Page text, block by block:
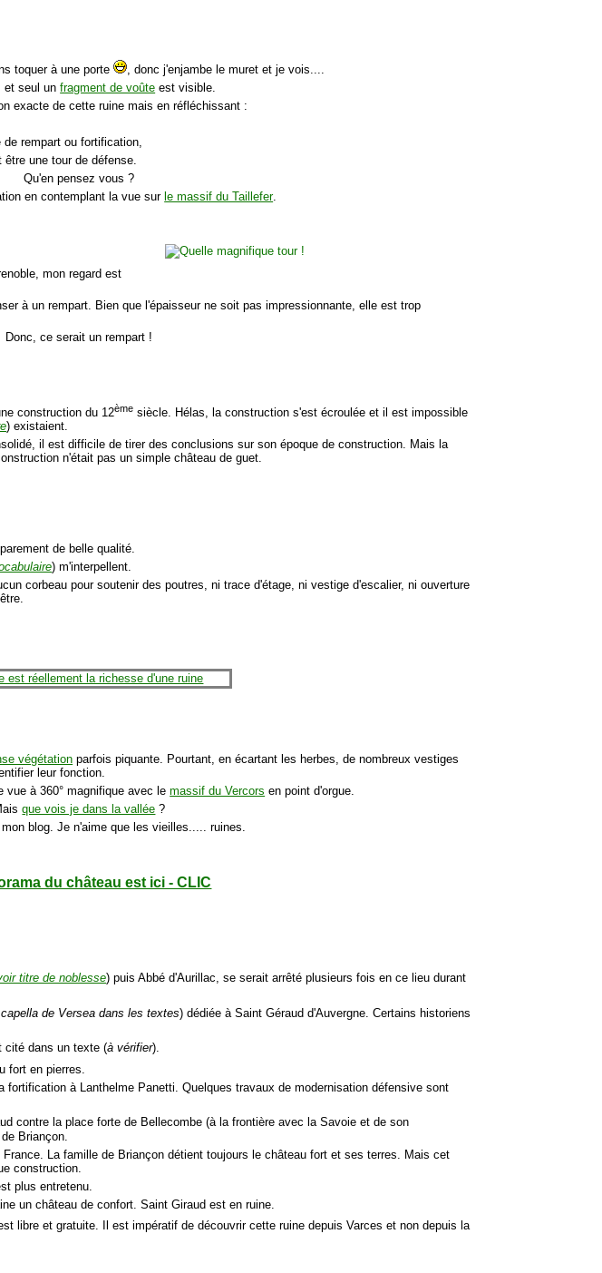
toquer à une porte
, donc j'enjambe le muret et je vois....
et seul unfragment de voûte est visible.
exacte de cette ruine mais en réfléchissant :
rempart ou fortification,
être une tour de défense.
Qu'en pensez vous ?
en contemplant la vue sur le massif du Taillefer.
mon regard est
à un rempart. Bien que l'épaisseur ne soit pas impressionnante, elle est trop
Donc, ce serait un rempart !
construction du 12ème siècle. Hélas, la construction s'est écroulée et il est impossible
) existaient.
il est difficile de tirer des conclusions sur son époque de construction. Mais la
n'était pas un simple château de guet.
de belle qualité.
) m'interpellent.
corbeau pour soutenir des poutres, ni trace d'étage, ni vestige d'escalier, ni ouverture
végétation parfois piquante. Pourtant, en écartant les herbes, de nombreux vestiges
leur fonction.
vue à 360° magnifique avec lemassif du Vercors en point d'orgue.
que vois je dans la vallée ?
blog. Je n'aime que les vieilles..... ruines.
du château est ici - CLIC
titre de noblesse) puis Abbé d'Aurillac, se serait arrêté plusieurs fois en ce lieu durant
de Versea dans les textes) dédiée à Saint Géraud d'Auvergne. Certains historiens
cité dans un texte (à vérifier).
fort en pierres.
fortification à Lanthelme Panetti. Quelques travaux de modernisation défensive sont
contre la place forte de Bellecombe (à la frontière avec la Savoie et de son
Briançon.
La famille de Briançon détient toujours le château fort et ses terres. Mais cet
construction.
plus entretenu.
un château de confort. Saint Giraud est en ruine.
libre et gratuite. Il est impératif de découvrir cette ruine depuis Varces et non depuis la